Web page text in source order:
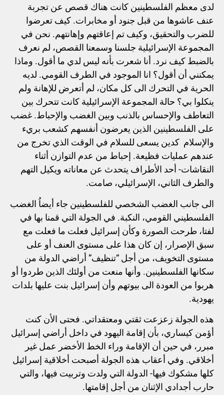
لدى معظم الفلسطينين كانت هناك قصص عن تجربة
عنف عاشوها من قبل جنود أو مخابرات. كيف تعرضوا
للضرب والتحقيق، وكيف تم إعاقتهم وإهانتهم. نحن في
المجموعة الإسرائيلية جلسنا وسمعنا القصص، لم نعرف
بالضبط كيف نرد. أنا شعرت بأنه ليس لدي ما أقول. وماذا
يمكنني أن أقول؟ انا الموجود في الطرف القومي. لديه
الحرية في التحرك الى كل مكان، لم أتعرض للإهانة ولم
ينكلوا بي؟ حالة المجموعة الإسرائيلية كانت تتحرك بين
التعاطف والإحساس بالذنب وبين الغضب والإحباط. غضب
على الفلسطينين الذين يعرضون أنفسهم كشعب بريء
والإسلام كدين يسعى للسلام في الوقت الذي تخرج من
عندهم عمليات فظيعة. إحباط من عدم التوازن أثناء
النقاشات- أحد الأطراف يتحدث عن معاناته ويكيل التهم
والطرف الثاني، الإسرائيلي، صامت.
الى جانب الغضب الشخصي للفلسطينين جاء أيضاُ الغضب
الفلسطيني القومي، النكبة. في الجولة التي قمنا بها في
لفتا، طرحت الصورة وكأن إسرائيل فعلت ما فعلت مع
سبق الإصرار، إن كان هذا على مستوى العنف أو على
مستوى التخويف، من أجل “تنظيف” أراضي الدولة من
سكانها الفلسطينين. وأنها منعت من أولئك الذين طردوا أو
هربوا من العودة الى بيوتهم وأن إسرائيل بنت عليها بلدات
يهودية.
هذه الجولة زعزعت ثقتي ومعتقداتي. فحتى الأن كنت
أؤمن كيساري، بأن إقامة اليهود في داخل أراضي إسرائيل
مبرر، في حين أن الإقامة وراء الخط الأخضر عمل غير
أخلاقي. وفي أعقاب هذه الجولة أصبحت أخلاقية إسرائيل
كلها مشكوك فيها- الدولة التي ولدت وتربيت فيها، والتي
حارب أجدادي الإثنان من أجل إقامتها.